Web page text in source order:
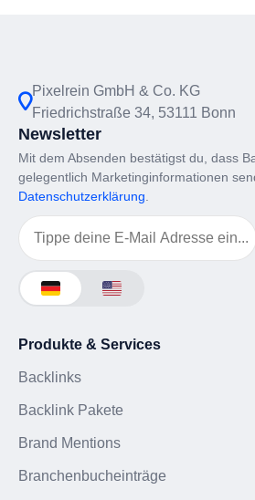
Pixelrein GmbH & Co. KG
Friedrichstraße 34, 53111 Bonn
Newsletter
Mit dem Absenden bestätigst du, dass
gelegentlich Marketinginformationen
Datenschutzerklärung
Email
Produkte & Services
Backlinks
Backlink Pakete
Brand Mentions
Branchenbucheinträge